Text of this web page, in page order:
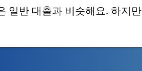
일반 대출과 비슷해요. 하지